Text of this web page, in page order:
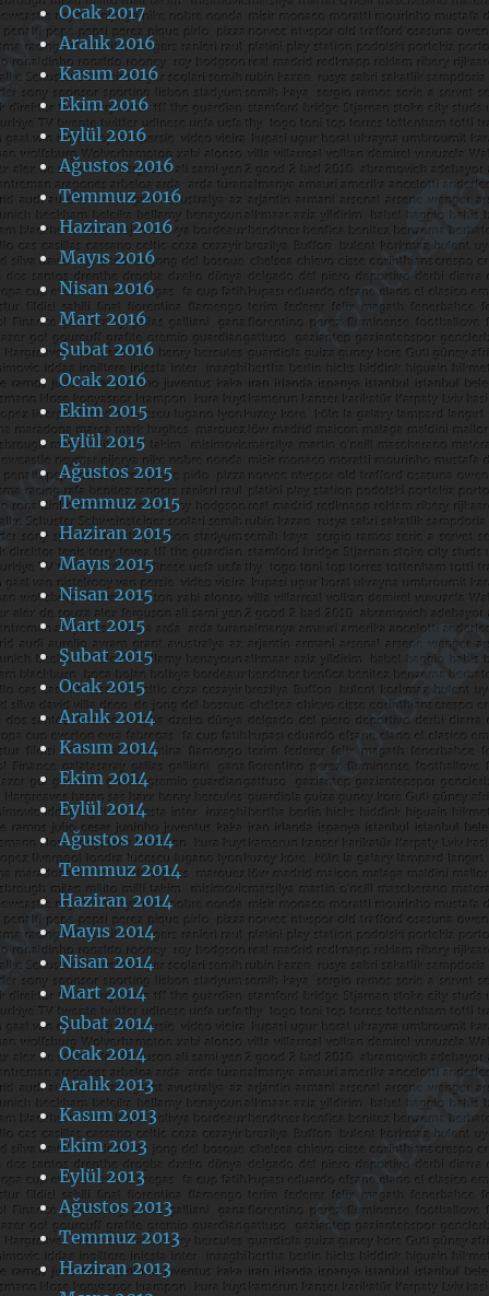
Ocak 2017
Aralık 2016
Kasım 2016
Ekim 2016
Eylül 2016
Ağustos 2016
Temmuz 2016
Haziran 2016
Mayıs 2016
Nisan 2016
Mart 2016
Şubat 2016
Ocak 2016
Ekim 2015
Eylül 2015
Ağustos 2015
Temmuz 2015
Haziran 2015
Mayıs 2015
Nisan 2015
Mart 2015
Şubat 2015
Ocak 2015
Aralık 2014
Kasım 2014
Ekim 2014
Eylül 2014
Ağustos 2014
Temmuz 2014
Haziran 2014
Mayıs 2014
Nisan 2014
Mart 2014
Şubat 2014
Ocak 2014
Aralık 2013
Kasım 2013
Ekim 2013
Eylül 2013
Ağustos 2013
Temmuz 2013
Haziran 2013